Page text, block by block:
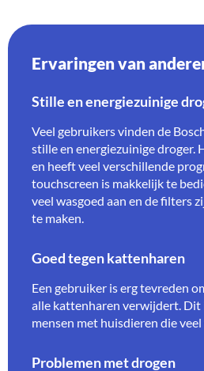
Ervaringen van
Stille en energiezuinige
Veel gebruikers vinden de
stille en energiezuinige droger.
en heeft veel verschillende
touchscreen is makkelijk te
veel wasgoed aan en de filters
te maken.
Goed tegen kattenharen
Een gebruiker is erg tevreden
alle kattenharen verwijdert. Dit
mensen met huisdieren die
Problemen met drogen